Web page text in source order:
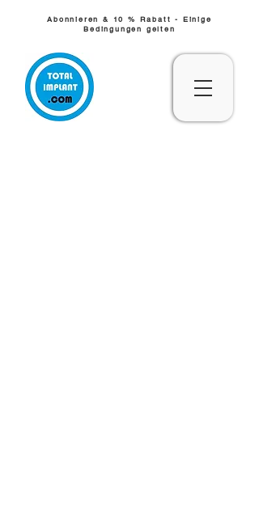
Abonnieren & 10 % Rabatt - Einige
Bedingungen gelten